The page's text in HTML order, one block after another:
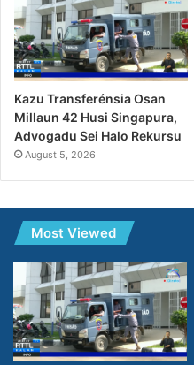
Kazu Transferénsia Osan
Millaun 42 Husi Singapura,
Advogadu Sei Halo Rekursu
August 5, 2026
Most Viewed